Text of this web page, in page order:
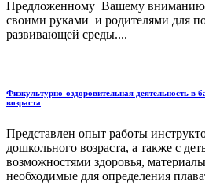
Предложенному Вашему вниманию
своими руками и родителями для
развивающей среды....
Физкультурно-оздоровительная деятельность в
возраста
Представлен опыт работы
дошкольного возраста, а также с
возможностями здоровья,
необходимые для определения